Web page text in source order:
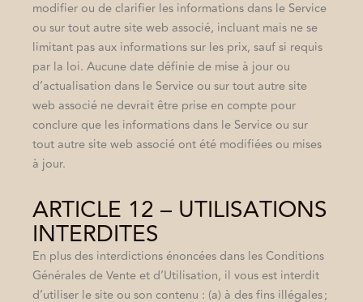
modifier ou de clarifier les informations dans le Service
ou sur tout autre site web associé, incluant mais ne se
limitant pas aux informations sur les prix, sauf si requis
par la loi. Aucune date définie de mise à jour ou
d’actualisation dans le Service ou sur tout autre site
web associé ne devrait être prise en compte pour
conclure que les informations dans le Service ou sur
tout autre site web associé ont été modifiées ou mises
à jour.
ARTICLE 12 – UTILISATIONS
INTERDITES
En plus des interdictions énoncées dans les Conditions
Générales de Vente et d’Utilisation, il vous est interdit
d’utiliser le site ou son contenu : (a) à des fins illégales ;